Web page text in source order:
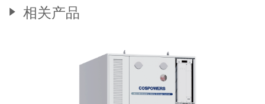
相关产品